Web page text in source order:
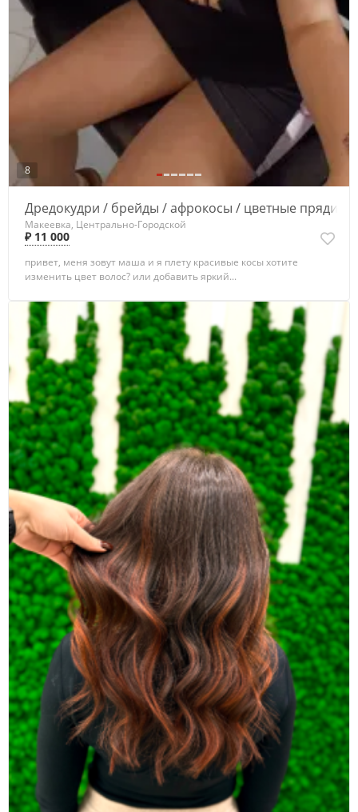
8
Дредокудри / брейды / афрокосы / цветные пряди
Макеевка, Центрально-Городской
₽ 11 000
привет, меня зовут маша и я плету красивые косы хотите
изменить цвет волос? или добавить яркий...